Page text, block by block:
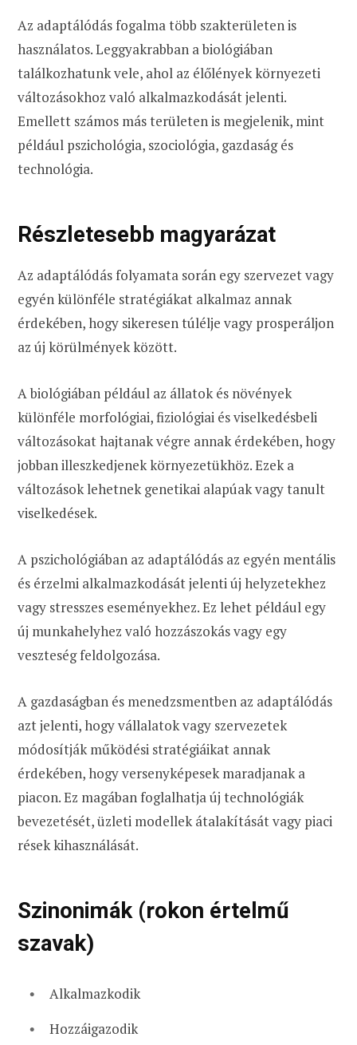
Az adaptálódás fogalma több szakterületen is
használatos. Leggyakrabban a biológiában
találkozhatunk vele, ahol az élőlények környezeti
változásokhoz való alkalmazkodását jelenti.
Emellett számos más területen is megjelenik, mint
például pszichológia, szociológia, gazdaság és
technológia.
Részletesebb magyarázat
Az adaptálódás folyamata során egy szervezet vagy
egyén különféle stratégiákat alkalmaz annak
érdekében, hogy sikeresen túlélje vagy prosperáljon
az új körülmények között.
A biológiában például az állatok és növények
különféle morfológiai, fiziológiai és viselkedésbeli
változásokat hajtanak végre annak érdekében, hogy
jobban illeszkedjenek környezetükhöz. Ezek a
változások lehetnek genetikai alapúak vagy tanult
viselkedések.
A pszichológiában az adaptálódás az egyén mentális
és érzelmi alkalmazkodását jelenti új helyzetekhez
vagy stresszes eseményekhez. Ez lehet például egy
új munkahelyhez való hozzászokás vagy egy
veszteség feldolgozása.
A gazdaságban és menedzsmentben az adaptálódás
azt jelenti, hogy vállalatok vagy szervezetek
módosítják működési stratégiáikat annak
érdekében, hogy versenyképesek maradjanak a
piacon. Ez magában foglalhatja új technológiák
bevezetését, üzleti modellek átalakítását vagy piaci
rések kihasználását.
Szinonimák (rokon értelmű
szavak)
Alkalmazkodik
Hozzáigazodik